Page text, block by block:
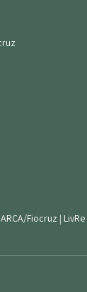
ARCA/Fiocruz | LivRe